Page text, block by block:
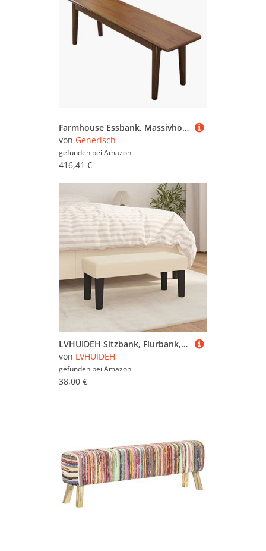
Farmhouse Essbank, Massivholz, Eingangsbereich und Sitzgelegenheit im Freien, vielseitig einsetzbar, Nacht- und Wohnzimmermöbel, 140 cm, rustikales braunes Finish
von Generisch
gefunden bei Amazon
416,41 €
LVHUIDEH Sitzbank, Flurbank, Gepolsterte Bank, Betthocker, 70 x 30 x 30 cm, Stoff (100% Polyester), Sperrholz
von LVHUIDEH
gefunden bei Amazon
38,00 €